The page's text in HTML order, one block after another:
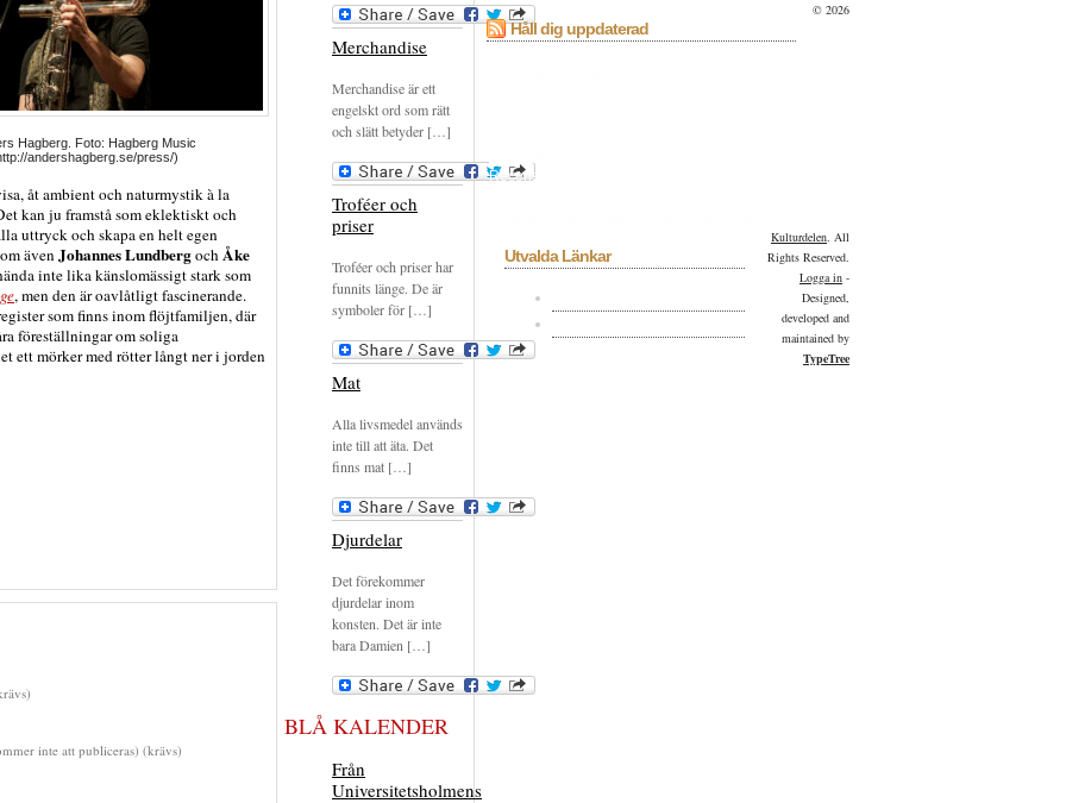
Hagberg. Foto: Hagberg Music
andershagberg.se/press/)
åt ambient och naturmystik à la
kan ju framstå som eklektiskt och
uttryck och skapa en helt egen
ävenJohannes LundbergochÅke
inte lika känslomässigt stark som
, men den är oavlåtligt fascinerande.
som finns inom flöjtfamiljen, där
föreställningar om soliga
ett mörker med rötter långt ner i jorden
inte att publiceras) (krävs)
Merchandise
Merchandise är ett
engelskt ord som rätt
och slätt betyder […]
Troféer och
priser
Troféer och priser har
funnits länge. De är
symboler för […]
Mat
Alla livsmedel används
inte till att äta. Det
finns mat […]
Djurdelar
Det förekommer
djurdelar inom
konsten. Det är inte
bara Damien […]
BLÅ KALENDER
Från
Universitetsholmens
Håll dig uppdaterad
Recension
Utvalda Länkar
© 2026
Kulturdelen. All
Rights Reserved.
Logga in -
Designed,
developed and
maintained by
TypeTree